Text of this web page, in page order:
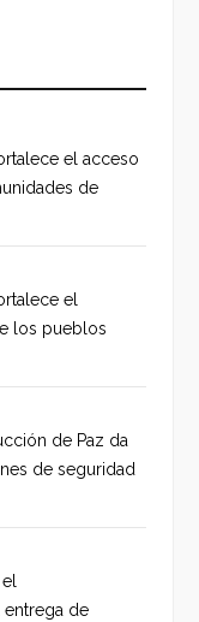
el acceso
de
el
los pueblos
de Paz da
de seguridad
de